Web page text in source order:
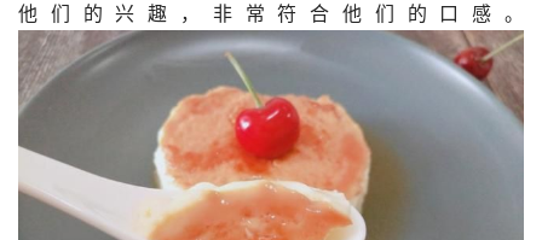
他们的兴趣，非常符合他们的口感。